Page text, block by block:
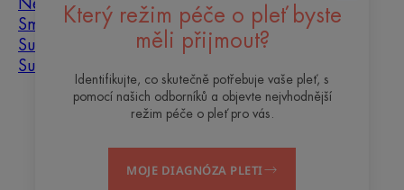
Který režim péče o pleť byste
měli přijmout?
Identifikujte, co skutečně potřebuje vaše pleť, s
pomocí našich odborníků a objevte nejvhodnější
režim péče o pleť pro vás.
MOJE DIAGNÓZA PLETI
Nedokonalosti pleti
Smíšená pleť
Suchá pleť
Suchost a dehydratace
O nás
KontaktČasto kladené otázky